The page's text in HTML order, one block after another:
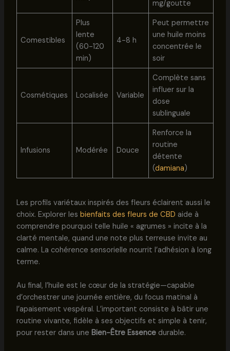
mg/goutte
Comestibles
Plus
lente
(60-120
min)
4-8 h
Peut permettre
une huile moins
concentrée le
soir
Cosmétiques Localisée Variable
Complète sans
influer sur la
dose
sublinguale
Infusions Modérée Douce
Renforce la
routine
détente
(damiana)
Les profils variétaux inspirés des fleurs éclairent aussi le
choix. Explorer les bienfaits des fleurs de CBD aide à
comprendre pourquoi telle huile « agrumes » incite à la
clarté mentale, quand une note plus terreuse invite au
calme. La cohérence sensorielle nourrit l’adhésion à long
terme.
Au final, l’huile est le cœur de la stratégie—capable
d’orchestrer une journée entière, du focus matinal à
l’apaisement vespéral. L’important consiste à bâtir une
routine vivante, fidèle à ses objectifs et simple à tenir,
pour rester dans une Bien-Être Essencedurable.